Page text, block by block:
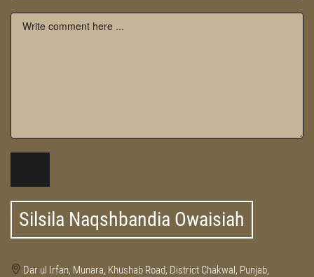
Silsila Naqshbandia Owaisiah
Dar ul Irfan, Munara, Khushab Road, District Chakwal, Punjab,